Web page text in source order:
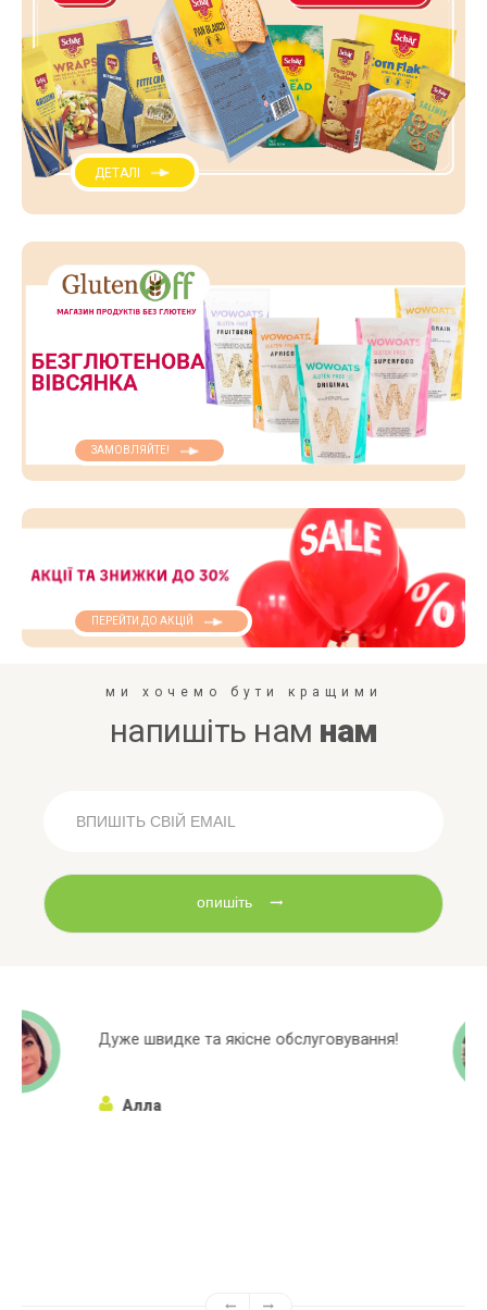
ДЕТАЛІ
ЗАМОВЛЯЙТЕ!
ПЕРЕЙТИ ДО АКЦІЙ
ми хочемо бути кращими
напишіть нам нам
опишіть
Широкий асортиментний